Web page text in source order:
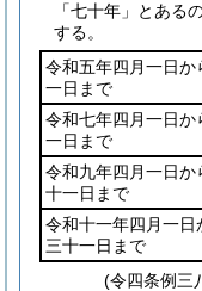
「七十年」とある
する。
令和五年四月一日
一日まで
令和七年四月一日
一日まで
令和九年四月一日か
十一日まで
令和十一年四月一日
三十一日まで
(令四条例三